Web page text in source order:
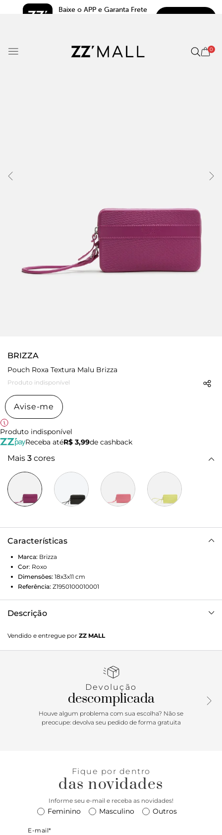
Baixe o APP e Garanta Frete
0
BRIZZA
Pouch Roxa Textura Malu Brizza
Produto indisponível
Avise-me
Produto indisponível
Receba atéR$ 3,99de cashback
Mais 3 cores
Características
Marca: Brizza
Cor: Roxo
Dimensões: 18x3x11 cm
Referência: Z1950100010001
Descrição
quadrado e compacto e capas texturizadas ZZ, além de
faixa lisa com nome da marca na capa frontal. Traz fecho
em alto-relevo do nome da marca. Com alça de mão
Vendido e entregue por ZZ MALL
Devolução
descomplicada
Houve algum problema com sua escolha? Não se
preocupe: devolva seu pedido de forma gratuita
Fique por dentro
das novidades
Informe seu e-mail e receba as novidades!
Feminino Masculino Outros
E-mail*